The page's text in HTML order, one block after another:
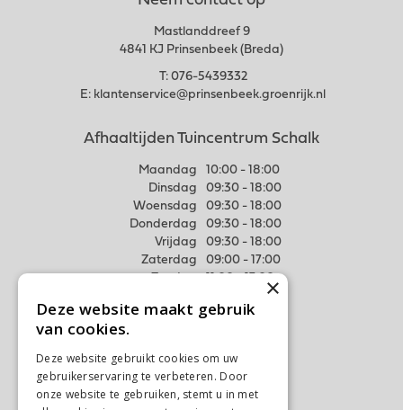
Mastlanddreef 9
4841 KJ Prinsenbeek (Breda)
T: 076-5439332
E: klantenservice@prinsenbeek.groenrijk.nl
Afhaaltijden Tuincentrum Schalk
Maandag
10:00 - 18:00
Dinsdag
09:30 - 18:00
Woensdag
09:30 - 18:00
Donderdag
09:30 - 18:00
Vrijdag
09:30 - 18:00
Zaterdag
09:00 - 17:00
Meer weten
Algemene voorwaarden
Privacy Statement
Disclaimer
×
Deze website maakt gebruik
van cookies.
Deze website gebruikt cookies om uw
gebruikerservaring te verbeteren. Door
onze website te gebruiken, stemt u in met